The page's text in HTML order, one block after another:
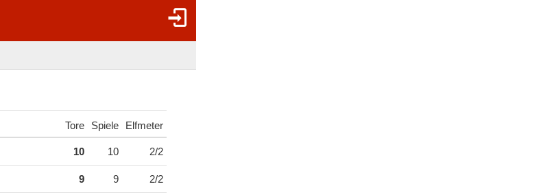
Tore Spiele Elfmeter
10 10 2/2
9 9 2/2